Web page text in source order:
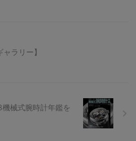
ャラリー】
械式腕時計年鑑を